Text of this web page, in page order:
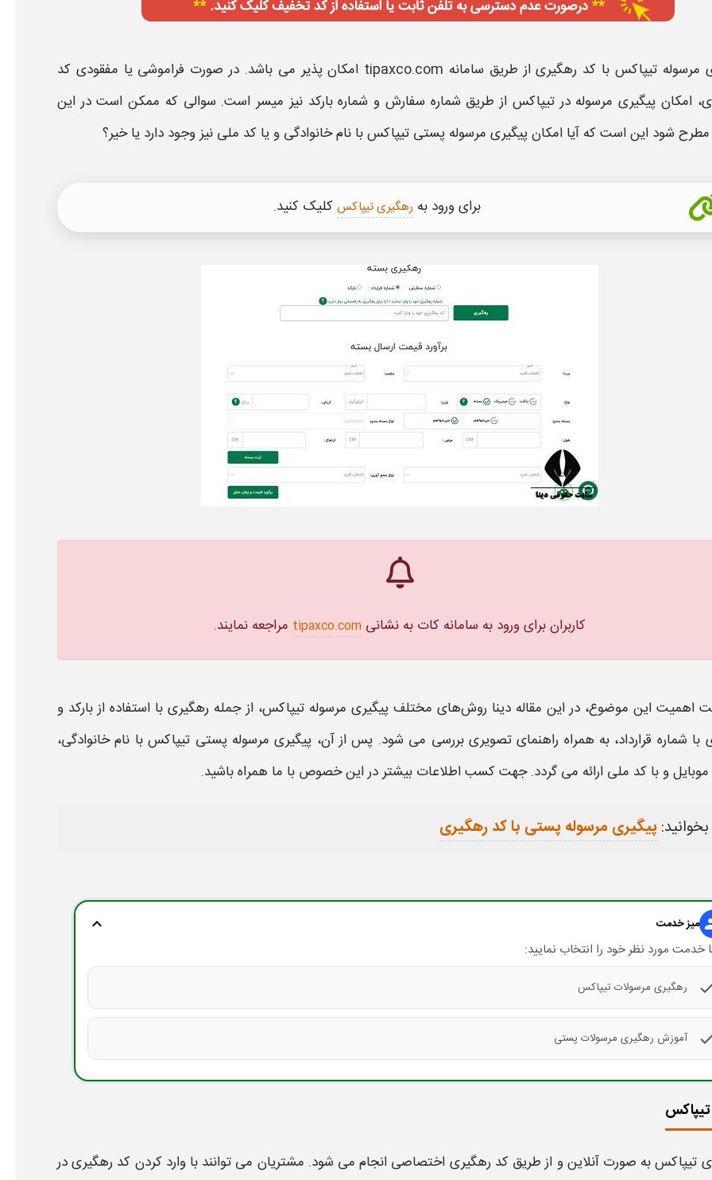
مرسوله تیپاکس با کد رهگیریاز طریق سامانه tipaxco.com امکان پذیر می باشد. در صورت فراموشی یا مفقودی کد
، امکان پیگیری مرسوله در تیپاکس از طریق شماره سفارش و شماره بارکد نیز میسر است. سوالی که ممکن است در این
مطرح شود این است که آیاامکان پیگیری مرسوله پستی تیپاکس با نام خانوادگی و یا کد ملینیز وجود دارد یا خیر؟
برای ورود به رهگیری تیپاکس کلیک کنید.
کاربران برای ورود به سامانه کات به نشانی tipaxco.com مراجعه نمایند.
اهمیت این موضوع، در این مقاله دینا روش‌های مختلفپیگیری مرسوله تیپاکس، از جمله رهگیری با استفاده ازبارکد و
با شماره قرارداد، به همراه راهنمای تصویری بررسی می‌ شود. پس از آن، پیگیری مرسوله پستی تیپاکس با نام خانوادگی،
و با کد ملی ارائه می گردد. جهت کسب اطلاعات بیشتر در این خصوص با ما همراه باشید.
پیگیری مرسوله پستی با کد رهگیری
میز خدمت expand_more
خدمت مورد نظر خود را انتخاب نمایید:
رهگیری مرسولات تیپاکس
آموزش رهگیری مرسولات پستی
تیپاکسبه‌ صورت آنلاین و از طریق کد رهگیری اختصاصی انجام می‌ شود. مشتریان می‌ توانند با وارد کردن کد رهگیریدر